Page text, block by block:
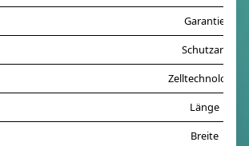
Garantie
Schutzart
Zelltechnologie
Länge
Breite